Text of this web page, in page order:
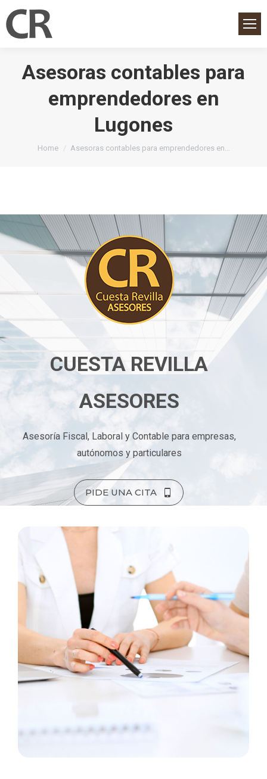
Asesoras contables para
emprendedores en
Lugones
You are here:
Home Asesoras contables para emprendedores en…
CUESTA REVILLA
ASESORES
Asesoría Fiscal, Laboral y Contable para empresas,
autónomos y particulares
PIDE UNA CITA